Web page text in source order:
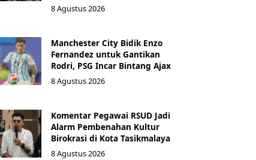
8 Agustus 2026
Manchester City Bidik Enzo
Fernandez untuk Gantikan
Rodri, PSG Incar Bintang Ajax
8 Agustus 2026
Komentar Pegawai RSUD Jadi
Alarm Pembenahan Kultur
Birokrasi di Kota Tasikmalaya
8 Agustus 2026